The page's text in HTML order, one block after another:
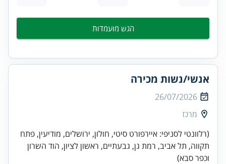
הגש מועמדות
אנשי/נשות מכירה
26/07/2026
מרכז
(רלוונטי לסניפי: איירפורט סיטי, חולון, ירושלים, מודיעין, פתח
תקווה, תל אביב, רמת גן, גבעתיים, ראשון לציון, הוד השרון
וכפר סבא)